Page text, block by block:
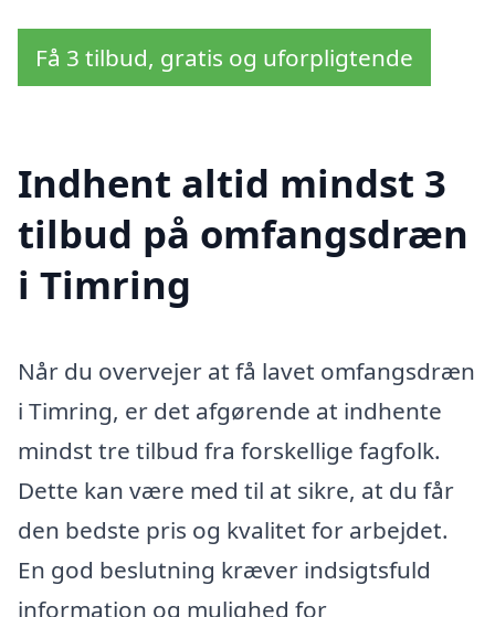
Få 3 tilbud, gratis og uforpligtende
Indhent altid mindst 3
tilbud på omfangsdræn
i Timring
Når du overvejer at få lavet omfangsdræn
i Timring, er det afgørende at indhente
mindst tre tilbud fra forskellige fagfolk.
Dette kan være med til at sikre, at du får
den bedste pris og kvalitet for arbejdet.
En god beslutning kræver indsigtsfuld
information og mulighed for